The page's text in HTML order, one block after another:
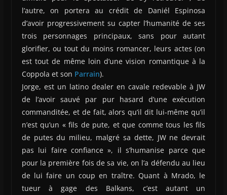
l’autre, on portera au crédit de Daniél Espinosa
d’avoir progressivement su capter l’humanité de ses
trois personnages principaux, sans pour autant
glorifier, ou tout du moins romancer, leurs actes (on
est tout de même loin d’une vision romantique à la
Coppola et son Parrain).
Jorge, est un latino dealer en cavale redevable à JW
de l’avoir sauvé par pur hasard d’une exécution
commanditée, et de fait, alors qu’il dit lui-même qu’il
n’est qu’un « fils de pute, et que comme tous les fils
de putes du milieu, malgré sa dette, JW ne devrait
pas lui faire confiance », il s’humanise parce que
pour la première fois de sa vie, on l’a défendu au lieu
de lui faire un coup en traître. Quant à Mrado, le
tueur à gage des Balkans, c’est autant un